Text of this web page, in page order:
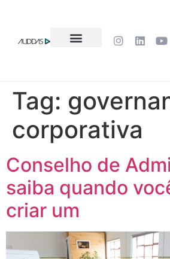
Tag:
corporativa
Conselho de
saiba quando
criar um